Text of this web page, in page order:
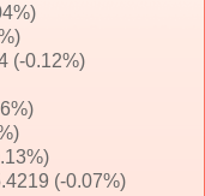
(-0.12%)
(-0.07%)